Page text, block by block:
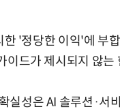
한 '정당한 이익'에 부
이드가 제시되지 않
실성은 AI 솔루션·서